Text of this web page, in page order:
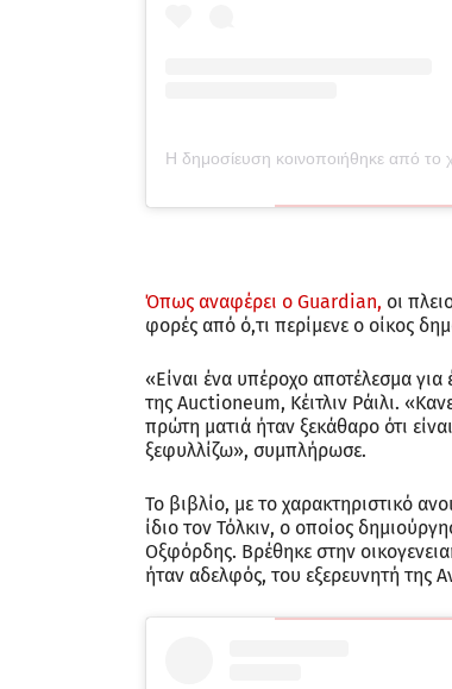
Όπως αναφέρει ο Guardian, oι
φορές από ό,τι περίμενε ο οίκος
«Είναι ένα υπέροχο αποτέλεσμα για
της Auctioneum, Κέιτλιν Ράιλι.
πρώτη ματιά ήταν ξεκάθαρο ότι
ξεφυλλίζω», συμπλήρωσε.
Το βιβλίο, με το χαρακτηριστικό
ίδιο τον Τόλκιν, ο οποίος
Οξφόρδης. Βρέθηκε στην
ήταν αδελφός, του εξερευνητή της